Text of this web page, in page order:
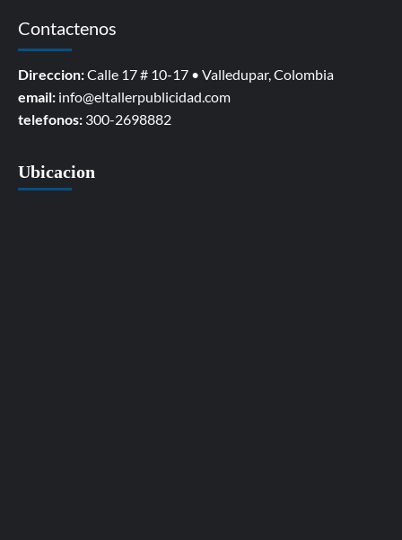
Contactenos
Direccion:Calle 17 # 10-17 • Valledupar, Colombia
email: info@eltallerpublicidad.com
telefonos: 300-2698882
Ubicacion